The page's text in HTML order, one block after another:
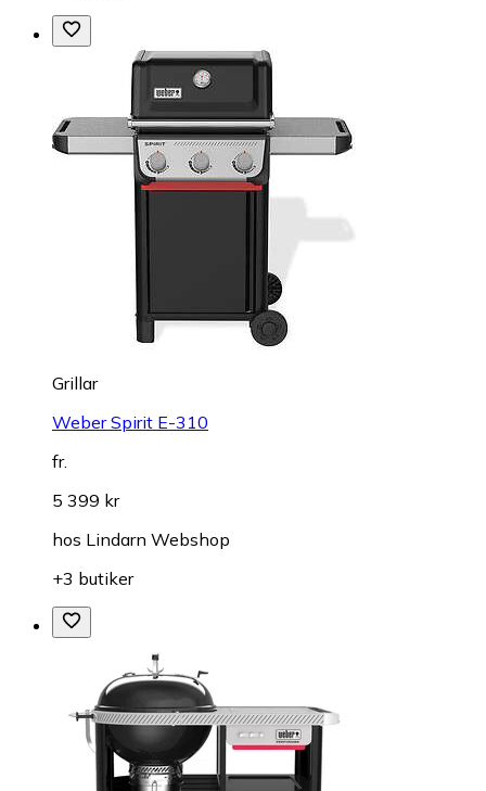
Grillar
Weber Spirit E-310
fr.
5 399 kr
hos Lindarn Webshop
+3 butiker